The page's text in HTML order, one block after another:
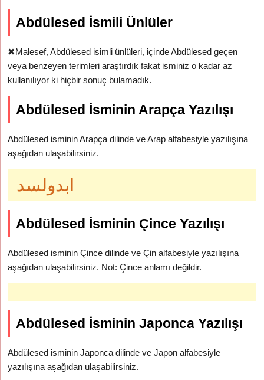
Abdülesed İsmili Ünlüler
✖Malesef, Abdülesed isimli ünlüleri, içinde Abdülesed geçen
veya benzeyen terimleri araştırdık fakat isminiz o kadar az
kullanılıyor ki hiçbir sonuç bulamadık.
Abdülesed İsminin Arapça Yazılışı
Abdülesed isminin Arapça dilinde ve Arap alfabesiyle yazılışına
aşağıdan ulaşabilirsiniz.
ابدولسد
Abdülesed İsminin Çince Yazılışı
Abdülesed isminin Çince dilinde ve Çin alfabesiyle yazılışına
aşağıdan ulaşabilirsiniz. Not: Çince anlamı değildir.
Abdülesed İsminin Japonca Yazılışı
Abdülesed isminin Japonca dilinde ve Japon alfabesiyle
yazılışına aşağıdan ulaşabilirsiniz.